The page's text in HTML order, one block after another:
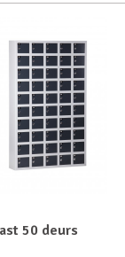
50 deurs